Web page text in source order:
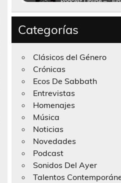
Categorías
Clásicos del Género
Crónicas
Ecos De Sabbath
Entrevistas
Homenajes
Música
Noticias
Novedades
Podcast
Sonidos Del Ayer
Talentos